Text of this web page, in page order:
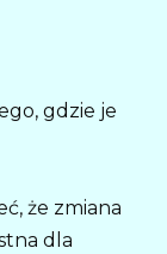
gdzie je
że zmiana
dla